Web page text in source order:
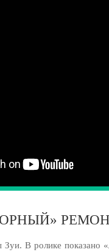
В ролике показано